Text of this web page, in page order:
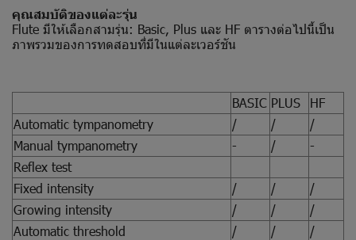
คุณสมบัติของแต่ละรุ่น
Flute มีให้เลือกสามรุ่น: Basic, Plus และ HF ตารางต่อไปนี้เป็น
ภาพรวมของการทดสอบที่มีในแต่ละเวอร์ชัน
BASIC PLUS
HF
Automatic tympanometry
/ /
/
Manual tympanometry
- /
-
Reflex test
Fixed intensity
/ /
/
Growing intensity
/ /
/
Automatic threshold
/ /
/